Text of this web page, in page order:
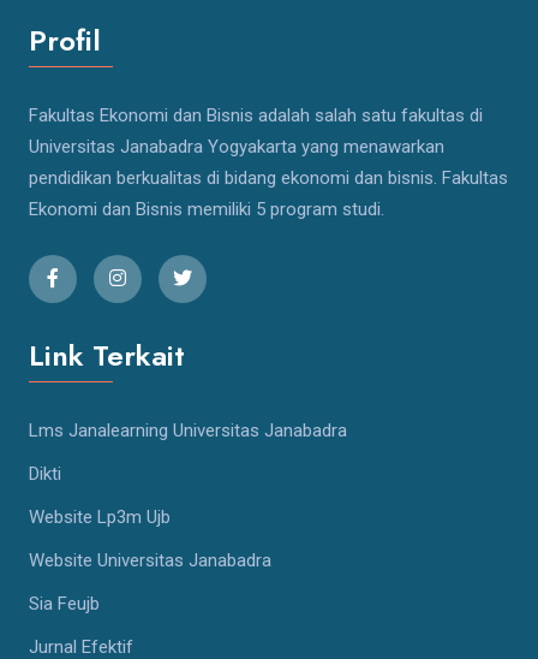
Profil
Fakultas Ekonomi dan Bisnis adalah salah satu fakultas di
Universitas Janabadra Yogyakarta yang menawarkan
pendidikan berkualitas di bidang ekonomi dan bisnis. Fakultas
Ekonomi dan Bisnis memiliki 5 program studi.
Link Terkait
Lms Janalearning Universitas Janabadra
Dikti
Website Lp3m Ujb
Website Universitas Janabadra
Sia Feujb
Jurnal Efektif